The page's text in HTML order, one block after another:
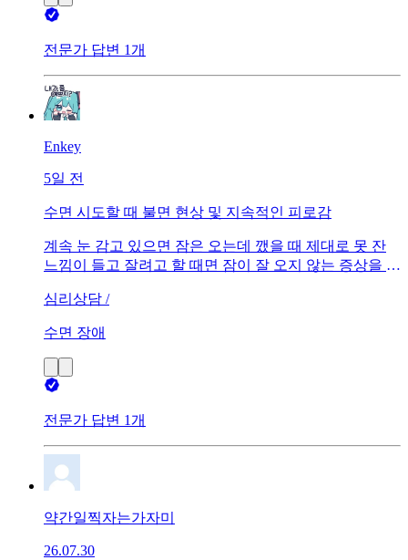
전문가 답변 1개
Enkey
5일 전
수면 시도할 때 불면 현상 및 지속적인 피로감
계속 눈 감고 있으면 잠은 오는데 깼을 때 제대로 못 잔
느낌이 들고 잘려고 할 때면 잠이 잘 오지 않는 증상을 겪
심리상담 /
수면 장애
전문가 답변 1개
약간일찍자는가자미
26.07.30